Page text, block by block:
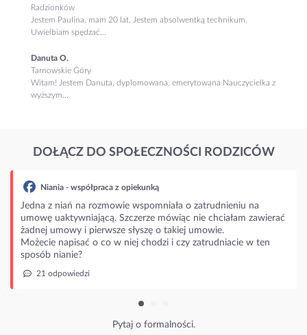
Radzionków
Jestem Paulina, mam 20 lat. Jestem absolwentką technikum.
Uwielbiam spędzać...
Danuta O.
Tarnowskie Góry
Witam! Jestem Danuta, dyplomowana, emerytowana Nauczycielka z
wyższym...
DOŁĄCZ DO SPOŁECZNOŚCI RODZICÓW
Niania - współpraca z opiekunką
Jedna z niań na rozmowie wspomniała o zatrudnieniu na
umowę uaktywniającą. Szczerze mówiąc nie chciałam zawierać
żadnej umowy i pierwsze słyszę o takiej umowie.
Możecie napisać o co w niej chodzi i czy zatrudniacie w ten
sposób nianie?
21 odpowiedzi
Pytaj o formalności.